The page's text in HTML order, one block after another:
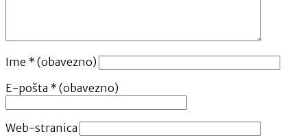
Ime * (obavezno)
E-pošta * (obavezno)
Web-stranica